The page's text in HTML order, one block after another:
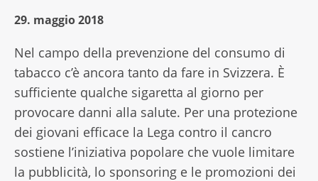
29. maggio 2018
Nel campo della prevenzione del consumo di
tabacco c’è ancora tanto da fare in Svizzera. È
sufficiente qualche sigaretta al giorno per
provocare danni alla salute. Per una protezione
dei giovani efficace la Lega contro il cancro
sostiene l’iniziativa popolare che vuole limitare
la pubblicità, lo sponsoring e le promozioni dei